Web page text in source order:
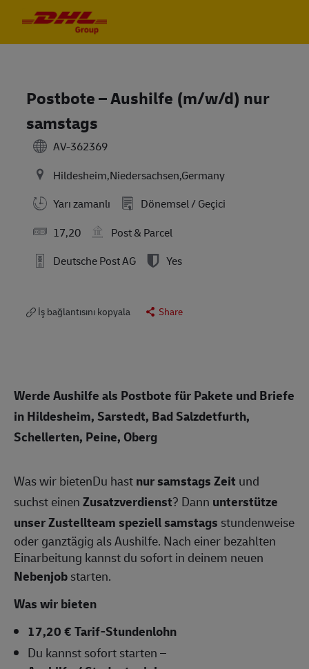
Postbote – Aushilfe (m/w/d) nur
samstags
AV-362369
Hildesheim,Niedersachsen,Germany
Yarı zamanlı
Dönemsel / Geçici
17,20
Post & Parcel
Deutsche Post AG
Yes
İş bağlantısını kopyala Share
Werde Aushilfe als Postbote für Pakete und Briefe
in Hildesheim, Sarstedt, Bad Salzdetfurth,
Schellerten, Peine, Oberg
Was wir bietenDu hastnur samstags Zeit und
suchst einenZusatzverdienst? Dann unterstütze
unser Zustellteam speziell samstags stundenweise
oder ganztägig als Aushilfe. Nach einer bezahlten
Einarbeitung kannst du sofort in deinem neuen
Nebenjobstarten.
Was wir bieten
17,20 € Tarif-Stundenlohn
Du kannst sofort starten –